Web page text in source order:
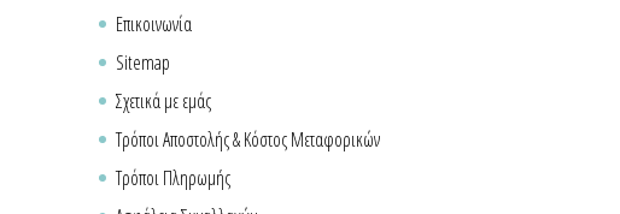
Επικοινωνία
Sitemap
Σχετικά με εμάς
Τρόποι Αποστολής & Κόστος Μεταφορικών
Τρόποι Πληρωμής